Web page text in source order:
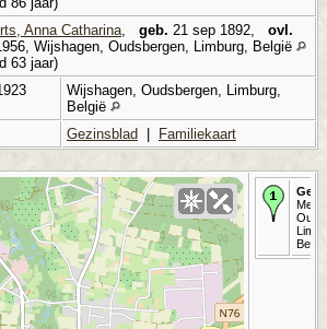
Anna Catharina geb. 21 sep 1892, ovl.
Wijshagen, Oudsbergen, Limburg, België
63 jaar)
Wijshagen, Oudsbergen, Limburg,
België
Gezinsblad Familiekaart
België